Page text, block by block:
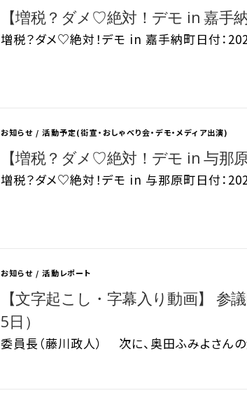
【増税？ダメ♡絶対！デモ in 嘉手
増税？ダメ♡絶対！デモ in 嘉手納町日付：
お知らせ/活動予定(街宣・おしゃべり会・デモ・メディア出演)
【増税？ダメ♡絶対！デモ in 与那
増税？ダメ♡絶対！デモ in 与那原町日付：
お知らせ/活動レポート
【文字起こし・字幕入り動画】 参
5日）
委員長（藤川政人） 次に、奥田ふみよさん